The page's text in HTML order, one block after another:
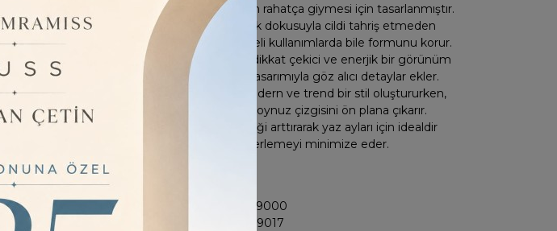
sağlayarak her çocuğun rahatça giymesi için tasarlanmıştır.
- Triko kumaşı, yumuşak dokusuyla cildi tahriş etmeden
sıcak tutar ve uzun süreli kullanımlarda bile formunu korur.
- Canlı kırmızı rengiyle dikkat çekici ve enerjik bir görünüm
kazandırırken, desenli tasarımıyla göz alıcı detaylar ekler.
- İspanyol kol tipi ile modern ve trend bir stil oluştururken,
bisiklet yakası zarif bir boynuz çizgisini ön plana çıkarır.
- File dokuma tipi hafifliği arttırarak yaz ayları için idealdir
nefes alabilir yapısıyla terlemeyi minimize eder.
Beden Tablosu:
134 (9-10) -> 8681156979000
140(10-11) -> 8681156979017